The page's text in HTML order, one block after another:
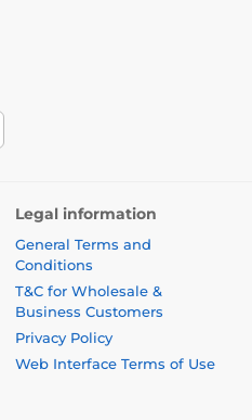
Legal information
General Terms and
Conditions
T&C for Wholesale &
Business Customers
Privacy Policy
Web Interface Terms of Use